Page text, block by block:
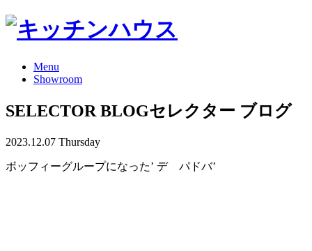
Menu
Showroom
SELECTOR BLOGセレクター ブログ
2023.12.07 Thursday
ボッフィーグループになった’ デ パドバ’